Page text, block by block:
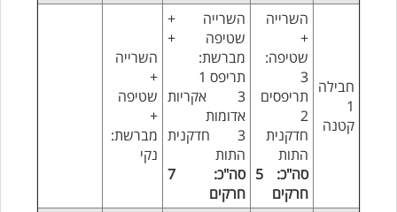
חבילה
1
קטנה
השרייה
+
שטיפה:
3
תריפסים
2
חדקנית
התות
סה"כ: 5
חרקים
השרייה +
שטיפה +
מברשת:
תריפס 1
3 אקריות
אדומות
3 חדקנית
התות
סה"כ: 7
חרקים
השרייה
+
שטיפה
+
מברשת:
נקי